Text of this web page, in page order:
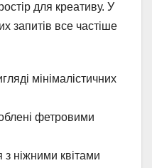
для креативу. У
запитів все частіше
мінімалістичних
фетровими
з ніжними квітами